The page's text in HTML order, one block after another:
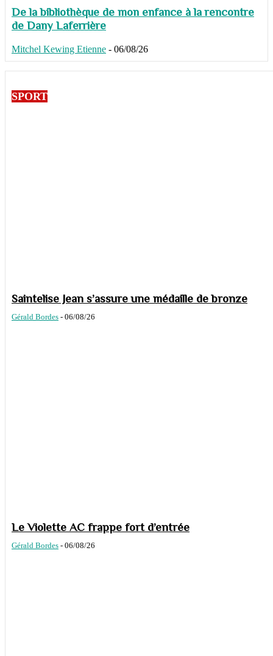
De la bibliothèque de mon enfance à la rencontre
de Dany Laferrière
Mitchel Kewing Etienne - 06/08/26
SPORT
Saintelise Jean s’assure une médaille de bronze
Gérald Bordes - 06/08/26
Le Violette AC frappe fort d’entrée
Gérald Bordes - 06/08/26